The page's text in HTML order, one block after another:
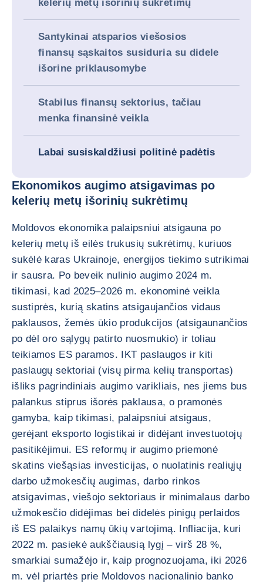
kelerių metų išorinių sukrėtimų
Santykinai atsparios viešosios
finansų sąskaitos susiduria su didele
išorine priklausomybe
Stabilus finansų sektorius, tačiau
menka finansinė veikla
Labai susiskaldžiusi politinė padėtis
Ekonomikos augimo atsigavimas po
kelerių metų išorinių sukrėtimų
Moldovos ekonomika palaipsniui atsigauna po
kelerių metų iš eilės trukusių sukrėtimų, kuriuos
sukėlė karas Ukrainoje, energijos tiekimo sutrikimai
ir sausra. Po beveik nulinio augimo 2024 m.
tikimasi, kad 2025–2026 m. ekonominė veikla
sustiprės, kurią skatins atsigaujančios vidaus
paklausos, žemės ūkio produkcijos (atsigaunančios
po dėl oro sąlygų patirto nuosmukio) ir toliau
teikiamos ES paramos. IKT paslaugos ir kiti
paslaugų sektoriai (visų pirma kelių transportas)
išliks pagrindiniais augimo varikliais, nes jiems bus
palankus stiprus išorės paklausa, o pramonės
gamyba, kaip tikimasi, palaipsniui atsigaus,
gerėjant eksporto logistikai ir didėjant investuotojų
pasitikėjimui. ES reformų ir augimo priemonė
skatins viešąsias investicijas, o nuolatinis realiųjų
darbo užmokesčių augimas, darbo rinkos
atsigavimas, viešojo sektoriaus ir minimalaus darbo
užmokesčio didėjimas bei didelės pinigų perlaidos
iš ES palaikys namų ūkių vartojimą. Infliacija, kuri
2022 m. pasiekė aukščiausią lygį – virš 28 %,
smarkiai sumažėjo ir, kaip prognozuojama, iki 2026
m. vėl priartės prie Moldovos nacionalinio banko